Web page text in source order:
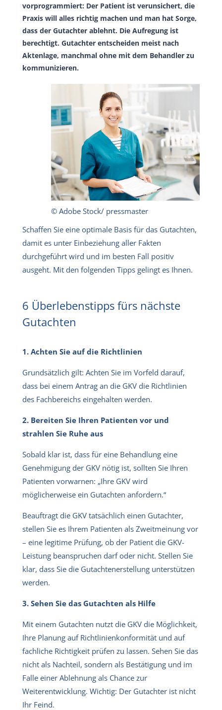
vorprogrammiert: Der Patient ist verunsichert, die
Praxis will alles richtig machen und man hat Sorge,
dass der Gutachter ablehnt. Die Aufregung ist
berechtigt. Gutachter entscheiden meist nach
Aktenlage, manchmal ohne mit dem Behandler zu
kommunizieren.
© Adobe Stock/ pressmaster
Schaffen Sie eine optimale Basis für das Gutachten,
damit es unter Einbeziehung aller Fakten
durchgeführt wird und im besten Fall positiv
ausgeht. Mit den folgenden Tipps gelingt es Ihnen.
6 Überlebenstipps fürs nächste
Gutachten
1. Achten Sie auf die Richtlinien
Grundsätzlich gilt: Achten Sie im Vorfeld darauf,
dass bei einem Antrag an die GKV die Richtlinien
des Fachbereichs eingehalten werden.
2. Bereiten Sie Ihren Patienten vor und
strahlen Sie Ruhe aus
Sobald klar ist, dass für eine Behandlung eine
Genehmigung der GKV nötig ist, sollten Sie Ihren
Patienten vorwarnen: „Ihre GKV wird
möglicherweise ein Gutachten anfordern.“
Beauftragt die GKV tatsächlich einen Gutachter,
stellen Sie es Ihrem Patienten als Zweitmeinung vor
– eine legitime Prüfung, ob der Patient die GKV-
Leistung beanspruchen darf oder nicht. Stellen Sie
klar, dass Sie die Gutachtenerstellung unterstützen
werden.
3. Sehen Sie das Gutachten als Hilfe
Mit einem Gutachten nutzt die GKV die Möglichkeit,
Ihre Planung auf Richtlinienkonformität und auf
fachliche Richtigkeit prüfen zu lassen. Sehen Sie das
nicht als Nachteil, sondern als Bestätigung und im
Falle einer Ablehnung als Chance zur
Weiterentwicklung. Wichtig: Der Gutachter ist nicht
Ihr Feind.